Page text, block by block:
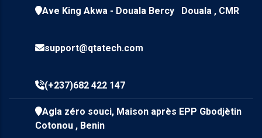
Ave King Akwa - Douala Bercy Douala , CMR
support@qtatech.com
(+237)682 422 147
Agla zéro souci, Maison après EPP Gbodjètin
Cotonou , Benin